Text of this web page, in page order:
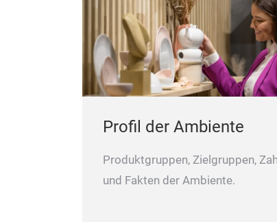
Profil der Ambiente
Produktgruppen, Zielgruppen,
und Fakten der Ambiente.